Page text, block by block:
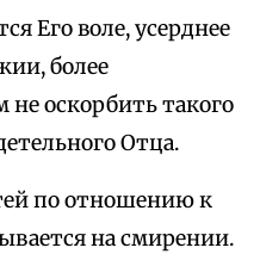
Его воле, усерднее
более
не оскорбить такого
Отца.
по отношению к
на смирении.